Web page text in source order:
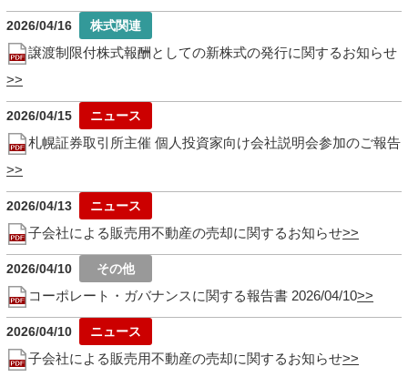
2026/04/16
譲渡制限付株式報酬としての新株式の発行に関するお知らせ
2026/04/15
札幌証券取引所主催 個人投資家向け会社説明会参加のご報告
2026/04/13
子会社による販売用不動産の売却に関するお知らせ
2026/04/10
コーポレート・ガバナンスに関する報告書 2026/04/10
2026/04/10
子会社による販売用不動産の売却に関するお知らせ